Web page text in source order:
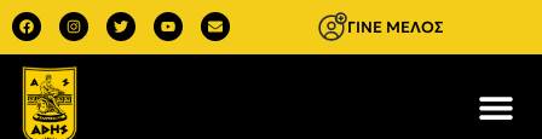
ΓΙΝΕ ΜΕΛΟΣ